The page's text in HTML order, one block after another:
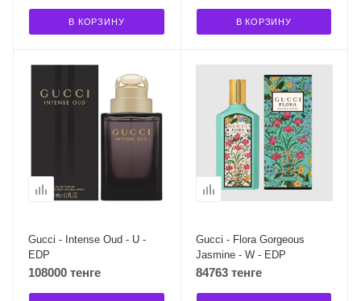
В КОРЗИНУ В КОРЗИНУ
Gucci - Intense Oud - U -
EDP
108000 тенге
Gucci - Flora Gorgeous
Jasmine - W - EDP
84763 тенге